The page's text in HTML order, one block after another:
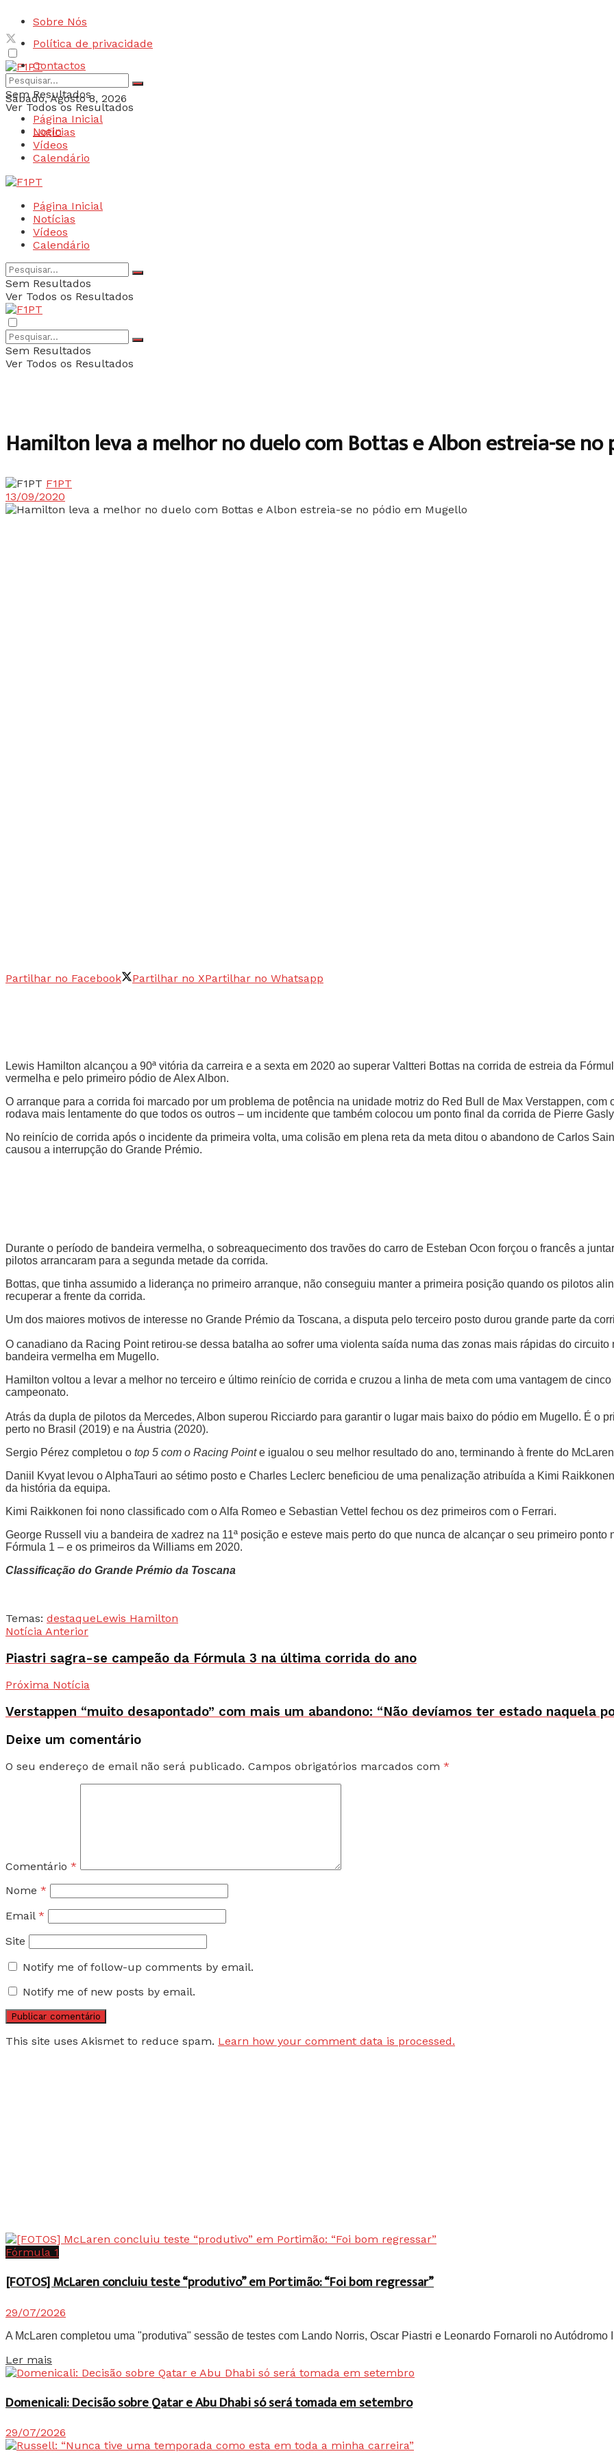
Sobre Nós
Política de privacidade
Contactos
Sábado, Agosto 8, 2026
Login
Sem Resultados
Ver Todos os Resultados
Página Inicial
Notícias
Vídeos
Calendário
Página Inicial
Notícias
Vídeos
Calendário
Sem Resultados
Ver Todos os Resultados
Sem Resultados
Ver Todos os Resultados
Hamilton leva a melhor no duelo com Bottas e Albon estreia-se
F1PT
13/09/2020
Partilhar no Facebook Partilhar no XPartilhar no Whatsapp
Lewis Hamilton alcançou a 90ª vitória da carreira e a sexta em 2020 ao superar Valtteri Bottas na corrida de estreia da
vermelha e pelo primeiro pódio de Alex Albon.
O arranque para a corrida foi marcado por um problema de potência na unidade motriz do Red Bull de Max Verstappen,
rodava mais lentamente do que todos os outros – um incidente que também colocou um ponto final da corrida de Pierre
No reinício de corrida após o incidente da primeira volta, uma colisão em plena reta da meta ditou o abandono de Carlos
causou a interrupção do Grande Prémio.
Durante o período de bandeira vermelha, o sobreaquecimento dos travões do carro de Esteban Ocon forçou o francês a
pilotos arrancaram para a segunda metade da corrida.
Bottas, que tinha assumido a liderança no primeiro arranque, não conseguiu manter a primeira posição quando os pilotos
recuperar a frente da corrida.
Um dos maiores motivos de interesse no Grande Prémio da Toscana, a disputa pelo terceiro posto durou grande parte da
O canadiano da Racing Point retirou-se dessa batalha ao sofrer uma violenta saída numa das zonas mais rápidas do
bandeira vermelha em Mugello.
Hamilton voltou a levar a melhor no terceiro e último reinício de corrida e cruzou a linha de meta com uma vantagem de
campeonato.
Atrás da dupla de pilotos da Mercedes, Albon superou Ricciardo para garantir o lugar mais baixo do pódio em Mugello. É o
perto no Brasil (2019) e na Áustria (2020).
Sergio Pérez completou o top 5 com o Racing Pointe igualou o seu melhor resultado do ano, terminando à frente do
Daniil Kvyat levou o AlphaTauri ao sétimo posto e Charles Leclerc beneficiou de uma penalização atribuída a Kimi
da história da equipa.
Kimi Raikkonen foi nono classificado com o Alfa Romeo e Sebastian Vettel fechou os dez primeiros com o Ferrari.
George Russell viu a bandeira de xadrez na 11ª posição e esteve mais perto do que nunca de alcançar o seu primeiro
Fórmula 1 – e os primeiros da Williams em 2020.
Classificação do Grande Prémio da Toscana
Temas: destaqueLewis Hamilton
Notícia Anterior
Piastri sagra-se campeão da Fórmula 3 na última corrida do ano
Próxima Notícia
Verstappen “muito desapontado” com mais um abandono: “Não devíamos ter estado naquela
Deixe um comentário
O seu endereço de email não será publicado. Campos obrigatórios marcados com *
Comentário *
Nome *
Email *
Site
Notify me of follow-up comments by email.
Notify me of new posts by email.
This site uses Akismet to reduce spam. Learn how your comment data is processed.
Fórmula 1
[FOTOS] McLaren concluiu teste “produtivo” em Portimão: “Foi bom regressar”
29/07/2026
A McLaren completou uma "produtiva" sessão de testes com Lando Norris, Oscar Piastri e Leonardo Fornaroli no Autódromo
Ler mais
Domenicali: Decisão sobre Qatar e Abu Dhabi só será tomada em setembro
29/07/2026